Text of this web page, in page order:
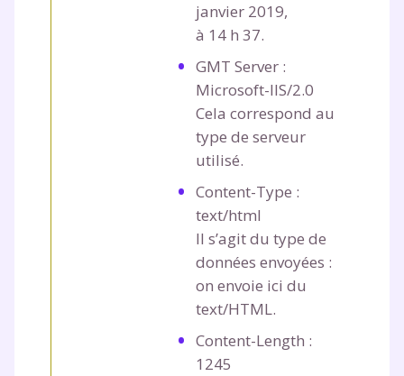
janvier 2019,
à 14 h 37.
GMT Server :
Microsoft-IIS/2.0
Cela correspond au
type de serveur
utilisé.
Content-Type :
text/html
Il s’agit du type de
données envoyées :
on envoie ici du
text/HTML.
Content-Length :
1245
vous envoyer notre newsletter. Vous pourrez vous
désinscrire à tout moment, à travers le lien de
désinscription présent dans chaque newsletter. Pour
en savoir plus sur la gestion de vos données
personnelles et pour exercer vos droits, vous pouvez